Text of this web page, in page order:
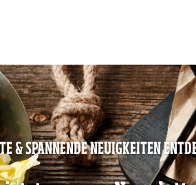
& SPANNENDE NEUIGKEITEN